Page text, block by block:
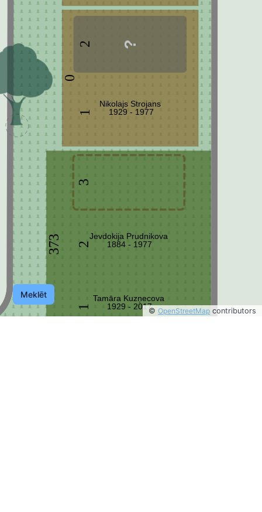
Meklēt
0
373
1
1
2
2
3
Nikolajs Strojans
1929 - 1977
Tamāra Kuzņecova
1929 - 2017
Jevdokija Prudnikova
1884 - 1977
© OpenStreetMap contributors